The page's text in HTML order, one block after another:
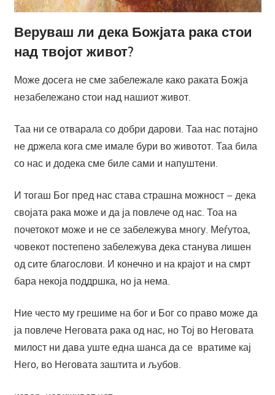
Веруваш ли дека Божјата рака стои
над твојот живот?
Може досега не сме забележале како раката Божја
незабележано стои над нашиот живот.
Таа ни се отварала со добри дарови. Таа нас потајно
не држела кога сме имале бури во животот. Таа била
со нас и додека сме биле сами и напуштени.
И тогаш Бог пред нас става страшна можност – дека
својата рака може и да ја повлече од нас. Тоа на
почетокот може и не се забележува многу. Меѓутоа,
човекот постепено забележува дека станува лишен
од сите благослови. И конечно и на крајот и на смрт
бара некоја поддршка, но ја нема.
Ние често му грешиме на бог и Бог со право може да
ја повлече Неговата рака од нас, но Тој во Неговата
милост ни дава уште една шанса да се вратиме кај
Него, во Неговата заштита и љубов.